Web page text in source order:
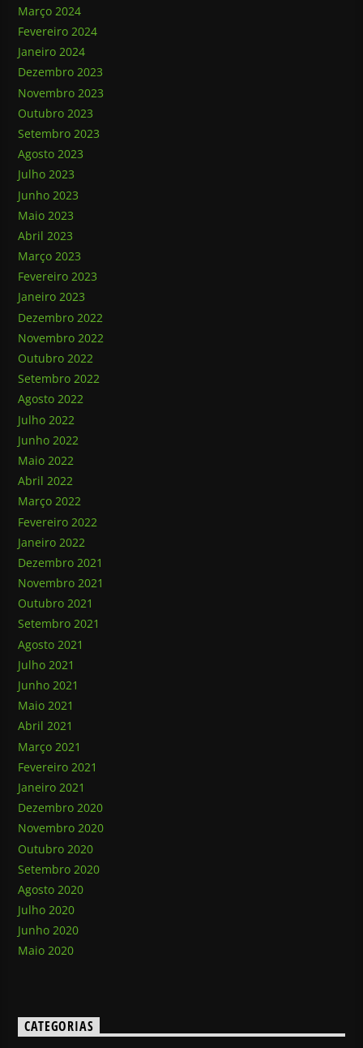
Março 2024
Fevereiro 2024
Janeiro 2024
Dezembro 2023
Novembro 2023
Outubro 2023
Setembro 2023
Agosto 2023
Julho 2023
Junho 2023
Maio 2023
Abril 2023
Março 2023
Fevereiro 2023
Janeiro 2023
Dezembro 2022
Novembro 2022
Outubro 2022
Setembro 2022
Agosto 2022
Julho 2022
Junho 2022
Maio 2022
Abril 2022
Março 2022
Fevereiro 2022
Janeiro 2022
Dezembro 2021
Novembro 2021
Outubro 2021
Setembro 2021
Agosto 2021
Julho 2021
Junho 2021
Maio 2021
Abril 2021
Março 2021
Fevereiro 2021
Janeiro 2021
Dezembro 2020
Novembro 2020
Outubro 2020
Setembro 2020
Agosto 2020
Julho 2020
Junho 2020
Maio 2020
CATEGORIAS